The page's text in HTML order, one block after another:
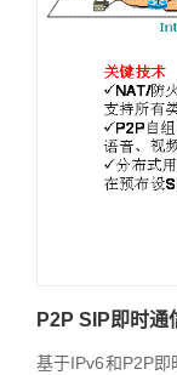
P2P SIP即时通
基于IPv6和P2P